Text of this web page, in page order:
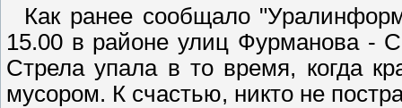
Как ранее сообщало
15.00 в районе улиц Фурманова -
Стрела упала в то время, когда
мусором. К счастью, никто не